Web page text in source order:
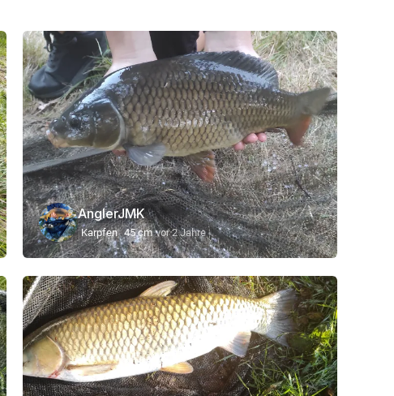
AnglerJMK
Karpfen 45 cm vor 2 Jahre